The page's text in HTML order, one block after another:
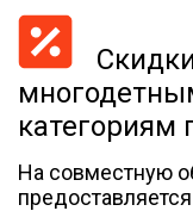
категориям
На совместную